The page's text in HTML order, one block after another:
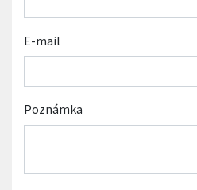
E-mail
Poznámka